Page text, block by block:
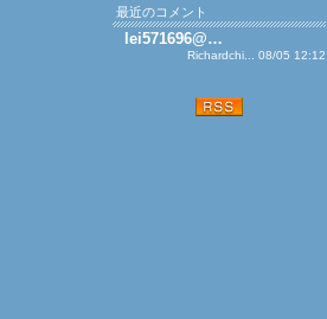
最近のコメント
lei571696@…
Richardchi... 08/05 12:12